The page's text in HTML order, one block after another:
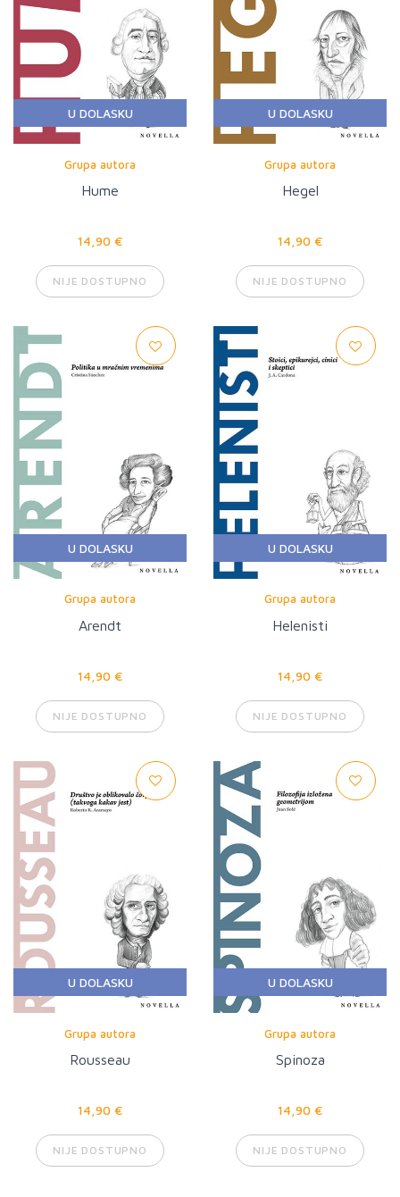
U DOLASKU
Grupa autora
Hume
14,90 €
NIJE DOSTUPNO
U DOLASKU
Grupa autora
Hegel
14,90 €
NIJE DOSTUPNO
U DOLASKU
Grupa autora
Arendt
14,90 €
NIJE DOSTUPNO
U DOLASKU
Grupa autora
Helenisti
14,90 €
NIJE DOSTUPNO
U DOLASKU
Grupa autora
Rousseau
14,90 €
NIJE DOSTUPNO
U DOLASKU
Grupa autora
Spinoza
14,90 €
NIJE DOSTUPNO